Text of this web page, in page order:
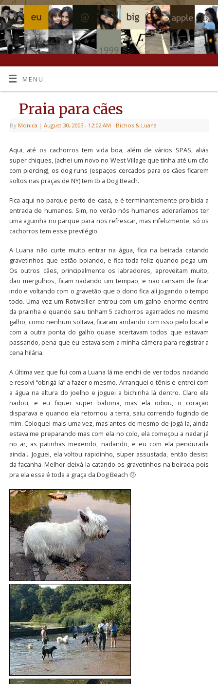
MENU
Praia para cães
By Monica | August 30, 2003 - 12:02 AM | Bichos & Luana
Aqui, até os cachorros tem vida boa, além de vários SPAS, aliás
super chiques, (achei um novo no West Village que tinha até um cão
com piercing), os dog runs (espaços cercados para os cães ficarem
soltos nas praças de NY) tem tb a Dog Beach.
Fica aqui no parque perto de casa, e é terminantemente proibida a
entrada de humanos. Sim, no verão nós humanos adoraríamos ter
uma aguinha no parque para nos refrescar, mas infelizmente, só os
cachorros tem esse previlégio.
A Luana não curte muito entrar na água, fica na beirada catando
gravetinhos que estão boiando, e fica toda feliz quando pega um.
Os outros cães, principalmente os labradores, aproveitam muito,
dão mergulhos, ficam nadando um tempão, e não cansam de ficar
indo e voltando com o gravetão que o dono fica alí jogando o tempo
todo. Uma vez um Rotweiller entrou com um galho enorme dentro
da prainha e quando saiu tinham 5 cachorros agarrados no mesmo
galho, como nenhum soltava, ficaram andando com isso pelo local e
com a outra ponta do galho quase acertavam todos que estavam
passando, pena que eu estava sem a minha câmera para registrar a
cena hilária.
A última vez que fui com a Luana lá me enchi de ver todos nadando
e resolvi “obrigá-la” a fazer o mesmo. Arranquei o tênis e entrei com
a água na altura do joelho e joguei a bichinha lá dentro. Claro ela
nadou, e eu fiquei super babona, mas ela odiou, o coração
disparava e quando ela retornou a terra, saiu correndo fugindo de
mim. Coloquei mais uma vez, mas antes de mesmo de jogá-la, ainda
estava me preparando mas com ela no colo, ela começou a nadar já
no ar, as patinhas mexendo, nadando, e eu com ela pendurada
ainda… Joguei, ela voltou rapidinho, super assustada, então desisti
da façanha. Melhor deixá-la catando os gravetinhos na beirada pois
pra ela essa é toda a graça da Dog Beach 🙁